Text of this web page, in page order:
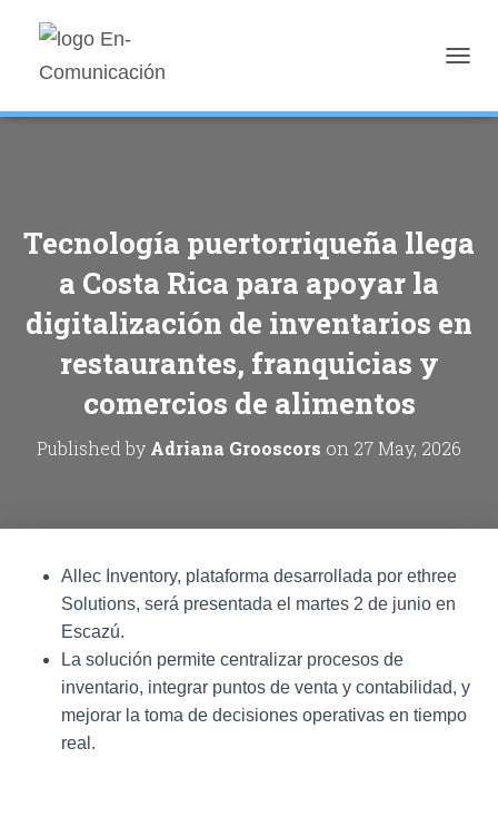
G
V
T
Tecnología puertorriqueña llega
a Costa Rica para apoyar la
digitalización de inventarios en
restaurantes, franquicias y
comercios de alimentos
Published by Adriana Grooscors on 27 May, 2026
Allec Inventory, plataforma desarrollada por ethree
Solutions, será presentada el martes 2 de junio en
Escazú.
La solución permite centralizar procesos de
inventario, integrar puntos de venta y contabilidad, y
mejorar la toma de decisiones operativas en tiempo
real.